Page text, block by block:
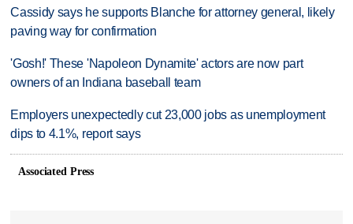
Cassidy says he supports Blanche for attorney general, likely
paving way for confirmation
'Gosh!' These 'Napoleon Dynamite' actors are now part
owners of an Indiana baseball team
Employers unexpectedly cut 23,000 jobs as unemployment
dips to 4.1%, report says
Associated Press